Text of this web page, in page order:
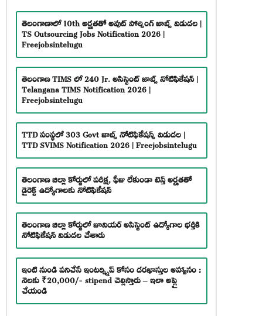
తెలంగాణాలో 10th అర్హతతో అవుట్ సోర్సింగ్ జాబ్స్ విడుదల |
TS Outsourcing Jobs Notification 2026 |
Freejobsintelugu
తెలంగాణ TIMS లో 240 Jr. అసిస్టెంట్ జాబ్స్ నోటిఫికేషన్ |
Telangana TIMS Notification 2026 |
Freejobsintelugu
TTD సంస్థలో 303 Govt జాబ్స్ నోటిఫికేషన్స్ విడుదల |
TTD SVIMS Notification 2026 | Freejobsintelugu
తెలంగాణ జిల్లా కోర్టులో పరీక్ష, ఫీజు లేకుండా టెన్త్ అర్హతతో
డైరెక్ట్ ఉద్యోగాలకు నోటిఫికేషన్
తెలంగాణ జిల్లా కోర్టులో జూనియర్ అసిస్టెంట్ ఉద్యోగాల భర్తీకి
నోటిఫికేషన్ విడుదల చేశారు
ఇంటి నుండి పనిచేసే ఇంటర్న్షిప్ కోసం దరఖాస్తుల ఆహ్వానం :
నెలకు ₹20,000/- stipend చెల్లిస్తారు – ఇలా అప్లై
చేయండి